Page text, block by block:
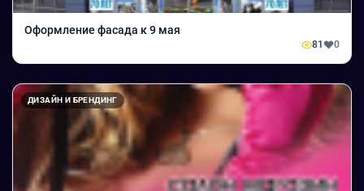
Оформление фасада к 9 мая
81 0
ДИЗАЙН И БРЕНДИНГ